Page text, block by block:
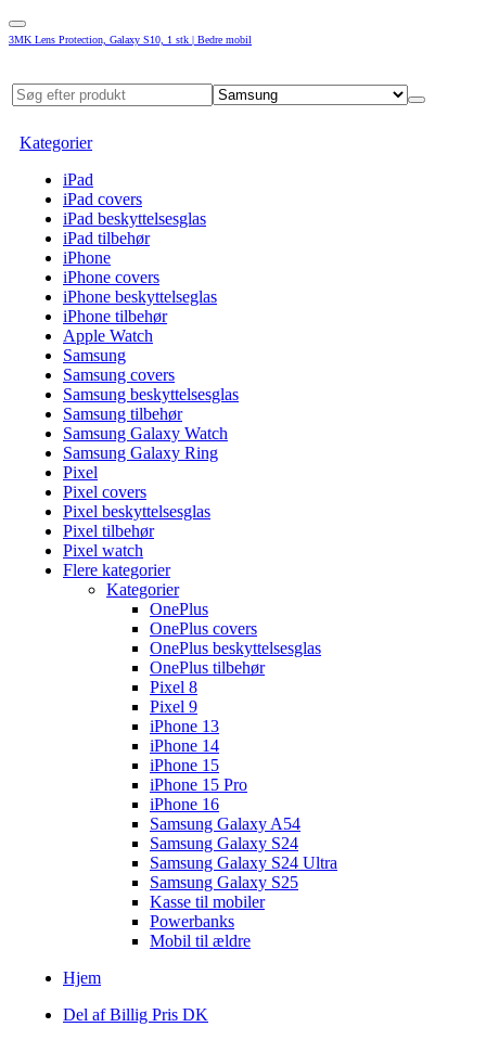
3MK Lens Protection, Galaxy S10, 1 stk | Bedre mobil
Kategorier
iPad
iPad covers
iPad beskyttelsesglas
iPad tilbehør
iPhone
iPhone covers
iPhone beskyttelseglas
iPhone tilbehør
Apple Watch
Samsung
Samsung covers
Samsung beskyttelsesglas
Samsung tilbehør
Samsung Galaxy Watch
Samsung Galaxy Ring
Pixel
Pixel covers
Pixel beskyttelsesglas
Pixel tilbehør
Pixel watch
Flere kategorier
Kategorier
OnePlus
OnePlus covers
OnePlus beskyttelsesglas
OnePlus tilbehør
Pixel 8
Pixel 9
iPhone 13
iPhone 14
iPhone 15
iPhone 15 Pro
iPhone 16
Samsung Galaxy A54
Samsung Galaxy S24
Samsung Galaxy S24 Ultra
Samsung Galaxy S25
Kasse til mobiler
Powerbanks
Mobil til ældre
Hjem
Del af Billig Pris DK